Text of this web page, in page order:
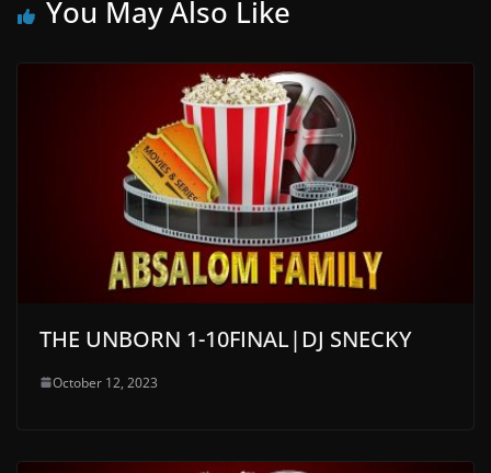
You May Also Like
THE UNBORN 1-10FINAL|DJ SNECKY
October 12, 2023